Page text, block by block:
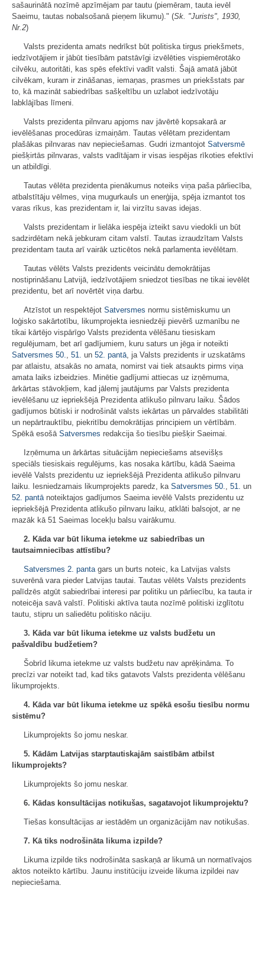
sašaurinātā nozīmē apzīmējam par tautu (piemēram, tauta ievēl
Saeimu, tautas nobalsošanā pieņem likumu)." (Sk. "Jurists", 1930,
Nr.2)
Valsts prezidenta amats nedrīkst būt politiska tirgus priekšmets,
iedzīvotājiem ir jābūt tiesībām patstāvīgi izvēlēties vispiemērotāko
cilvēku, autoritāti, kas spēs efektīvi vadīt valsti. Šajā amatā jābūt
cilvēkam, kuram ir zināšanas, iemaņas, prasmes un priekšstats par
to, kā mazināt sabiedrības sašķeltību un uzlabot iedzīvotāju
labklājības līmeni.
Valsts prezidenta pilnvaru apjoms nav jāvērtē kopsakarā ar
ievēlēšanas procedūras izmaiņām. Tautas vēlētam prezidentam
plašākas pilnvaras nav nepieciešamas. Gudri izmantojot Satversmē
piešķirtās pilnvaras, valsts vadītājam ir visas iespējas rīkoties efektīvi
un atbildīgi.
Tautas vēlēta prezidenta pienākumus noteiks viņa paša pārliecība,
atbalstītāju vēlmes, viņa mugurkauls un enerģija, spēja izmantot tos
varas rīkus, kas prezidentam ir, lai virzītu savas idejas.
Valsts prezidentam ir lielāka iespēja izteikt savu viedokli un būt
sadzirdētam nekā jebkuram citam valstī. Tautas izraudzītam Valsts
prezidentam tauta arī vairāk uzticētos nekā parlamenta ievēlētam.
Tautas vēlēts Valsts prezidents veicinātu demokrātijas
nostiprināšanu Latvijā, iedzīvotājiem sniedzot tiesības ne tikai ievēlēt
prezidentu, bet arī novērtēt viņa darbu.
Atzīstot un respektējot Satversmes normu sistēmiskumu un
loģisko sakārtotību, likumprojekta iesniedzēji pievērš uzmanību ne
tikai kārtējo vispārīgo Valsts prezidenta vēlēšanu tiesiskam
regulējumam, bet arī gadījumiem, kuru saturs un jēga ir noteikti
Satversmes 50. 51. un 52. pantā , ja Valsts prezidents ir uzskatāms
par atlaistu, atsakās no amata, nomirst vai tiek atsaukts pirms viņa
amata laiks izbeidzies. Minētie gadījumi attiecas uz izņēmuma,
ārkārtas stāvokļiem, kad jālemj jautājums par Valsts prezidenta
ievēlēšanu uz iepriekšējā Prezidenta atlikušo pilnvaru laiku. Šādos
gadījumos būtiski ir nodrošināt valsts iekārtas un pārvaldes stabilitāti
un nepārtrauktību, piekritību demokrātijas principiem un vērtībām.
Spēkā esošā Satversmes redakcija šo tiesību piešķir Saeimai.
Izņēmuma un ārkārtas situācijām nepieciešams atsevišķs
speciāls tiesiskais regulējums, kas nosaka kārtību, kādā Saeima
ievēlē Valsts prezidentu uz iepriekšējā Prezidenta atlikušo pilnvaru
laiku. Iesniedzamais likumprojekts paredz, ka Satversmes 50. 51. un
52. pantā noteiktajos gadījumos Saeima ievēlē Valsts prezidentu uz
iepriekšējā Prezidenta atlikušo pilnvaru laiku, atklāti balsojot, ar ne
mazāk kā 51 Saeimas locekļu balsu vairākumu.
2. Kāda var būt likuma ietekme uz sabiedrības un
tautsaimniecības attīstību?
Satversmes 2. panta gars un burts noteic, ka Latvijas valsts
suverēnā vara pieder Latvijas tautai. Tautas vēlēts Valsts prezidents
palīdzēs atgūt sabiedrībai interesi par politiku un pārliecību, ka tauta ir
noteicēja savā valstī. Politiski aktīva tauta nozīmē politiski izglītotu
tautu, stipru un saliedētu politisko nāciju.
3. Kāda var būt likuma ietekme uz valsts budžetu un
pašvaldību budžetiem?
Šobrīd likuma ietekme uz valsts budžetu nav aprēķināma. To
precīzi var noteikt tad, kad tiks gatavots Valsts prezidenta vēlēšanu
likumprojekts.
4. Kāda var būt likuma ietekme uz spēkā esošu tiesību normu
sistēmu?
Likumprojekts šo jomu neskar.
5. Kādām Latvijas starptautiskajām saistībām atbilst
likumprojekts?
Likumprojekts šo jomu neskar.
6. Kādas konsultācijas notikušas, sagatavojot likumprojektu?
Tiešas konsultācijas ar iestādēm un organizācijām nav notikušas.
7. Kā tiks nodrošināta likuma izpilde?
Likuma izpilde tiks nodrošināta saskaņā ar likumā un normatīvajos
aktos noteikto kārtību. Jaunu institūciju izveide likuma izpildei nav
nepieciešama.